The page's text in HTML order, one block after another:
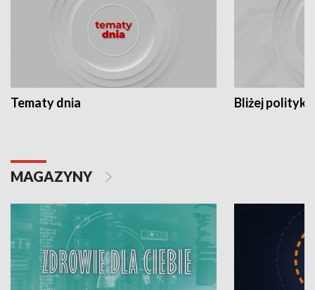
Tematy dnia Bliżej polityki
MAGAZYNY